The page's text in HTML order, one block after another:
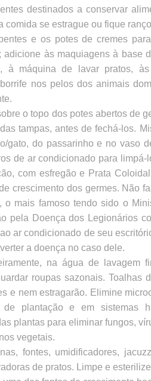
destinados a conservar
comida se estrague ou fique
e os potes de cremes
adicione às maquiagens à base
à máquina de lavar pratos,
nos pelos dos animais
o topo dos potes abertos de
tampas, antes de fechá-los.
gato, do passarinho e no vaso
de ar condicionado para limpá-
com esfregão e Prata
crescimento dos germes. Não
o mais famoso tendo sido o
pela Doença dos Legionários
ar condicionado de seu
a doença no caso dele.
na água de lavagem
roupas sazonais. Toalhas
e nem estragarão. Elimine
plantação e em sistemas
plantas para eliminar fungos,
vegetais.
fontes, umidificadores,
de pratos. Limpe e esterilize